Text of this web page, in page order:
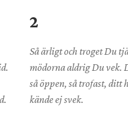
2
Så ärligt och troget Du
mödorna aldrig Du vek.
så öppen, så trofast, ditt
kände ej svek.